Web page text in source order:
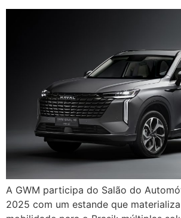
A GWM participa do Salão do
2025 com um estande que